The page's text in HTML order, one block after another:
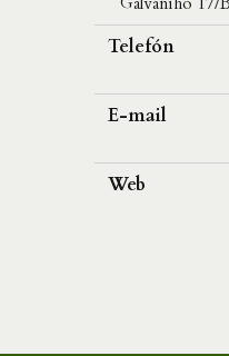
Telefón
E-mail
Web